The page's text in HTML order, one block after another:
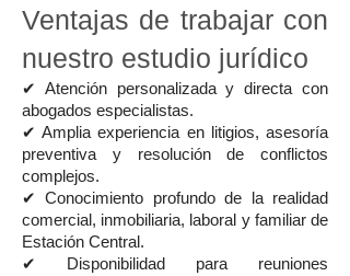
Ventajas de trabajar con
nuestro estudio jurídico
✔ Atención personalizada y directa con
abogados especialistas.
✔ Amplia experiencia en litigios, asesoría
preventiva y resolución de conflictos
complejos.
✔ Conocimiento profundo de la realidad
comercial, inmobiliaria, laboral y familiar de
Estación Central.
✔ Disponibilidad para reuniones